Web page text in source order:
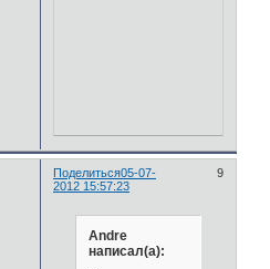
Поделиться 9
05-07-
2012 15:57:23
Andre
написал(а):